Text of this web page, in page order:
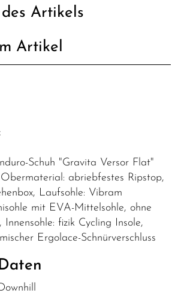
Artikels
Artikel
Schuh "Gravita Versor Flat"
abriebfestes Ripstop,
Laufsohle: Vibram
mit EVA-Mittelsohle, ohne
Innensohle: fizik Cycling Insole,
Ergolace-Schnürverschluss
Downhill